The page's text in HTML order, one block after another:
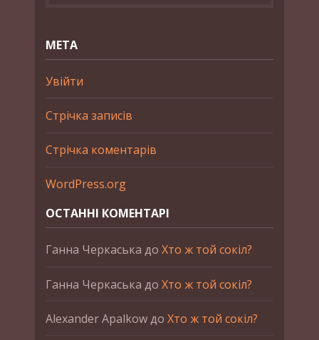
МЕТА
Увійти
Стрічка записів
Стрічка коментарів
WordPress.org
ОСТАННІ КОМЕНТАРІ
Ганна Черкаська до Хто ж той сокіл?
Ганна Черкаська до Хто ж той сокіл?
Alexander Apalkowдо Хто ж той сокіл?